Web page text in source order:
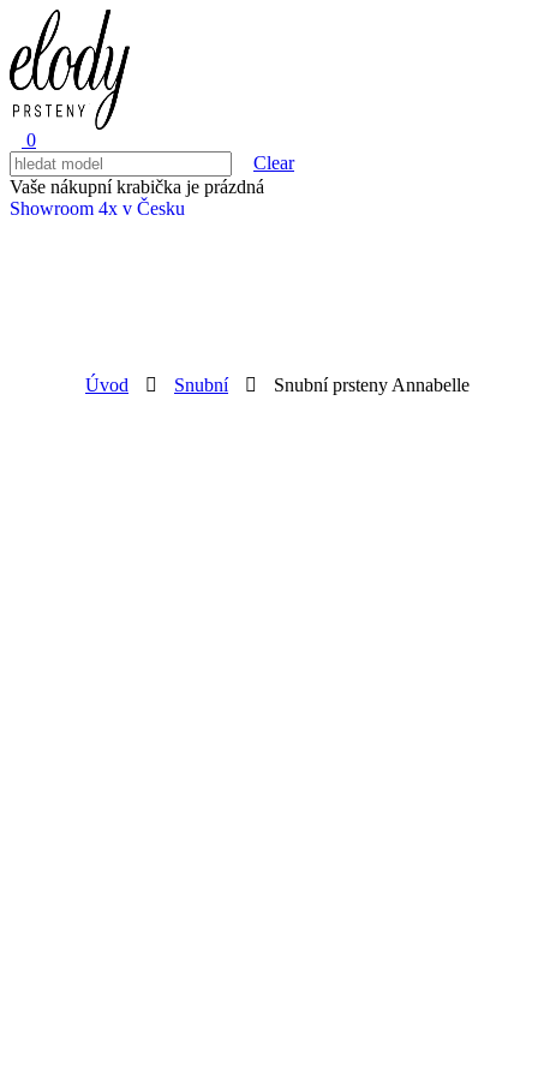
0
Clear
Vaše nákupní krabička je prázdná
Showroom 4x v Česku
Úvod Snubní Snubní prsteny Annabelle